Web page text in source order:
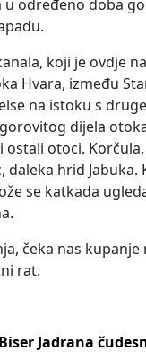
određeno doba
koji je ovdje
Hvara, između
na istoku s
dijela
ostali otoci. Korčula,
daleka hrid Jabuka.
se katkada
čeka nas kupanje
rat.
Jadrana